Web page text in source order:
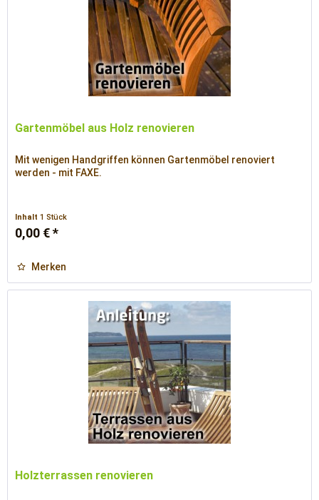
Gartenmöbel aus Holz renovieren
Mit wenigen Handgriffen können Gartenmöbel renoviert
werden - mit FAXE.
Inhalt1 Stück
0,00 € *
Merken
Holzterrassen renovieren